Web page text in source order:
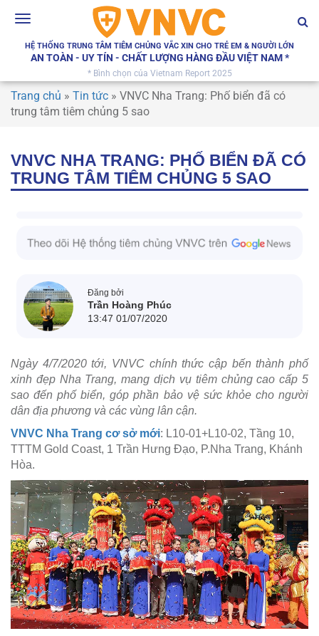
Toggle
HỆ THỐNG TRUNG TÂM TIÊM CHỦNG VẮC XIN CHO TRẺ EM & NGƯỜI LỚN
AN TOÀN - UY TÍN - CHẤT LƯỢNG HÀNG ĐẦU VIỆT NAM *
* Bình chọn của Vietnam Report 2025
Trang chủ » Tin tức » VNVC Nha Trang: Phố biển đã có
trung tâm tiêm chủng 5 sao
VNVC NHA TRANG: PHỐ BIỂN ĐÃ CÓ
TRUNG TÂM TIÊM CHỦNG 5 SAO
Đăng bởi
Trần Hoàng Phúc
13:47 01/07/2020
Ngày 4/7/2020 tới, VNVC chính thức cập bến thành phố
xinh đẹp Nha Trang, mang dịch vụ tiêm chủng cao cấp 5
sao đến phố biển, góp phần bảo vệ sức khỏe cho người
dân địa phương và các vùng lân cận.
VNVC Nha Trang cơ sở mới: L10-01+L10-02, Tầng 10,
TTTM Gold Coast, 1 Trần Hưng Đạo, P.Nha Trang, Khánh
Hòa.